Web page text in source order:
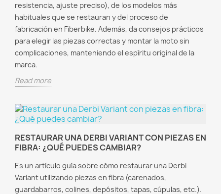
resistencia, ajuste preciso), de los modelos más
habituales que se restauran y del proceso de
fabricación en Fiberbike. Además, da consejos prácticos
para elegir las piezas correctas y montar la moto sin
complicaciones, manteniendo el espíritu original de la
marca.
Read more
RESTAURAR UNA DERBI VARIANT CON PIEZAS EN
FIBRA: ¿QUÉ PUEDES CAMBIAR?
Es un artículo guía sobre cómo restaurar una Derbi
Variant utilizando piezas en fibra (carenados,
guardabarros, colines, depósitos, tapas, cúpulas, etc.).